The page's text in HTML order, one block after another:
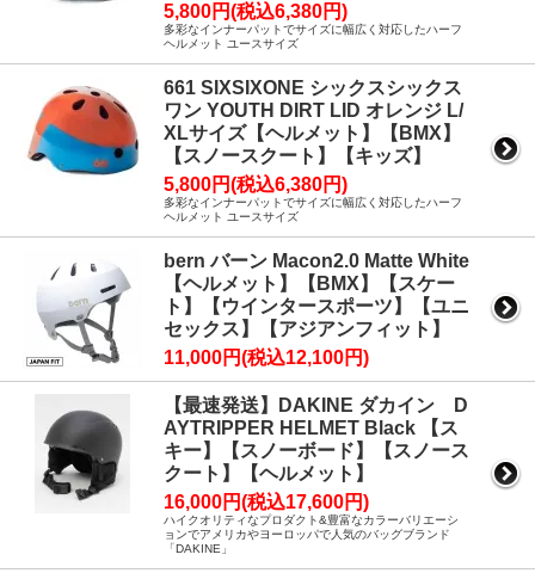
5,800円(税込6,380円)
多彩なインナーパットでサイズに幅広く対応したハーフ
ヘルメット ユースサイズ
661 SIXSIXONE シックスシックス
ワン YOUTH DIRT LID オレンジ L/
XLサイズ【ヘルメット】【BMX】
【スノースクート】【キッズ】
5,800円(税込6,380円)
多彩なインナーパットでサイズに幅広く対応したハーフ
ヘルメット ユースサイズ
bern バーン Macon2.0 Matte White
【ヘルメット】【BMX】【スケー
ト】【ウインタースポーツ】【ユニ
セックス】【アジアンフィット】
11,000円(税込12,100円)
【最速発送】DAKINE ダカイン D
AYTRIPPER HELMET Black 【ス
キー】【スノーボード】【スノース
クート】【ヘルメット】
16,000円(税込17,600円)
ハイクオリティなプロダクト&豊富なカラーバリエーシ
ョンでアメリカやヨーロッパで人気のバッグブランド
「DAKINE」